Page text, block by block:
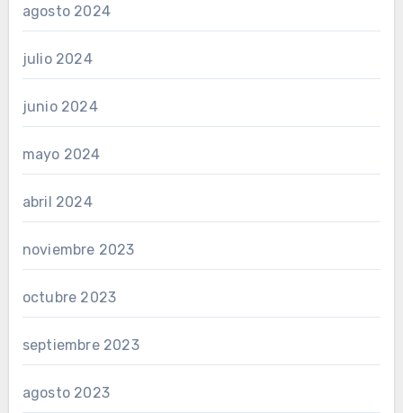
agosto 2024
julio 2024
junio 2024
mayo 2024
abril 2024
noviembre 2023
octubre 2023
septiembre 2023
agosto 2023